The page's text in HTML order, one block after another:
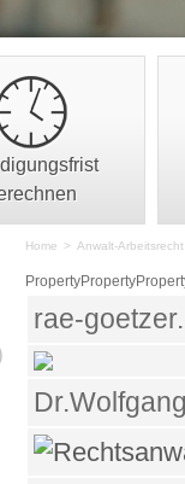
Home > Anwalt-Arbeitsrecht
rae-